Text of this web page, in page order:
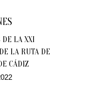
LA XXI
LA RUTA DE
CÁDIZ